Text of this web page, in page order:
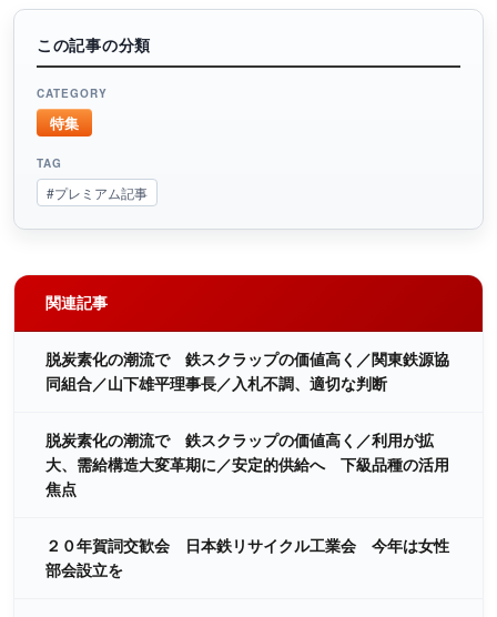
この記事の分類
CATEGORY
特集
TAG
#プレミアム記事
関連記事
脱炭素化の潮流で 鉄スクラップの価値高く／関東鉄源協
同組合／山下雄平理事長／入札不調、適切な判断
脱炭素化の潮流で 鉄スクラップの価値高く／利用が拡
大、需給構造大変革期に／安定的供給へ 下級品種の活用
焦点
２０年賀詞交歓会 日本鉄リサイクル工業会 今年は女性
部会設立を